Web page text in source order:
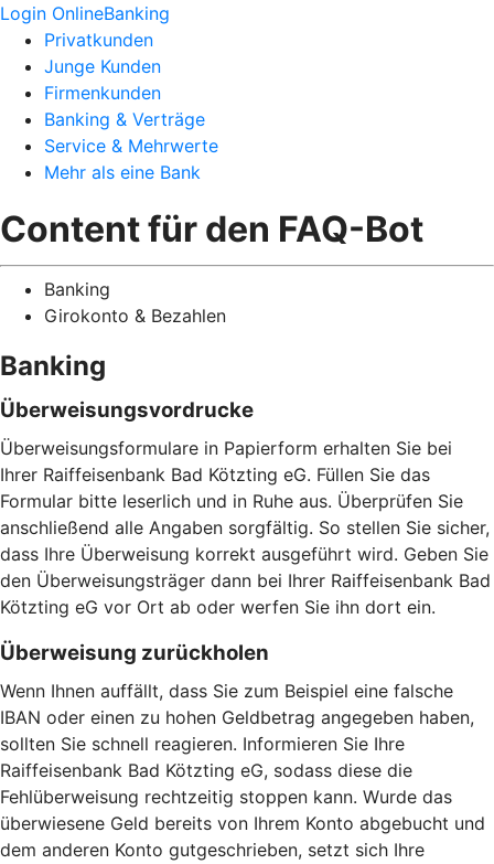
Login OnlineBanking
Privatkunden
Junge Kunden
Firmenkunden
Banking & Verträge
Service & Mehrwerte
Mehr als eine Bank
Content für den FAQ-Bot
Banking
Girokonto & Bezahlen
Banking
Überweisungsvordrucke
Überweisungsformulare in Papierform erhalten Sie bei
Ihrer Raiffeisenbank Bad Kötzting eG. Füllen Sie das
Formular bitte leserlich und in Ruhe aus. Überprüfen Sie
anschließend alle Angaben sorgfältig. So stellen Sie sicher,
dass Ihre Überweisung korrekt ausgeführt wird. Geben Sie
den Überweisungsträger dann bei Ihrer Raiffeisenbank Bad
Kötzting eG vor Ort ab oder werfen Sie ihn dort ein.
Überweisung zurückholen
Wenn Ihnen auffällt, dass Sie zum Beispiel eine falsche
IBAN oder einen zu hohen Geldbetrag angegeben haben,
sollten Sie schnell reagieren. Informieren Sie Ihre
Raiffeisenbank Bad Kötzting eG, sodass diese die
Fehlüberweisung rechtzeitig stoppen kann. Wurde das
überwiesene Geld bereits von Ihrem Konto abgebucht und
dem anderen Konto gutgeschrieben, setzt sich Ihre